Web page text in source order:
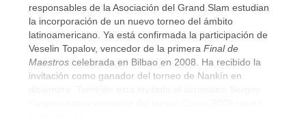
responsables de la Asociación del Grand Slam estudian
la incorporación de un nuevo torneo del ámbito
latinoamericano. Ya está confirmada la participación de
Veselin Topalov, vencedor de la primera Final de
Maestros celebrada en Bilbao en 2008. Ha recibido la
invitación como ganador del torneo de Nankín en